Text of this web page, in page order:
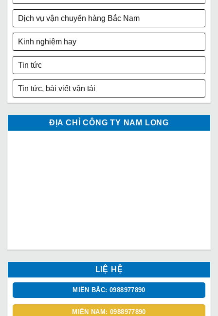
Dịch vụ vận chuyển hàng Bắc Nam
Kinh nghiệm hay
Tin tức
Tin tức, bài viết vận tải
ĐỊA CHỈ CÔNG TY NAM LONG
LIỆ HỆ
MIỀN BẮC: 0988977890
MIỀN NAM: 0988977890